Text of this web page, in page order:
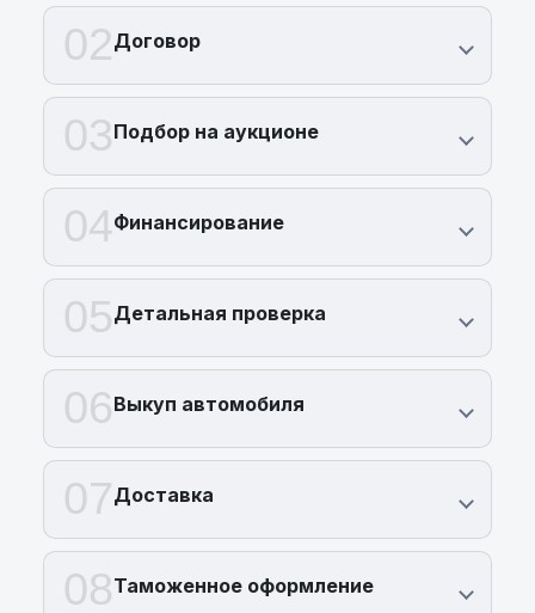
02Договор
03Подбор на аукционе
04Финансирование
05Детальная проверка
06Выкуп автомобиля
07Доставка
08Таможенное оформление